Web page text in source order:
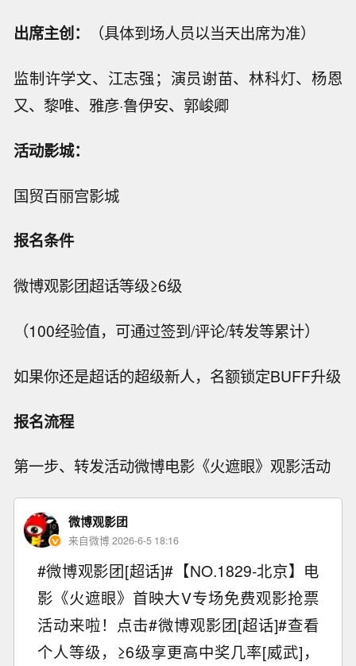
出席主创： （具体到场人员以当天出席为准）
监制许学文、江志强；演员谢苗、林科灯、杨恩
又、黎唯、雅彦·鲁伊安、郭峻卿
活动影城：
国贸百丽宫影城
报名条件
微博观影团超话等级≥6级
（100经验值，可通过签到/评论/转发等累计）
如果你还是超话的超级新人，名额锁定BUFF升级
报名流程
第一步、转发活动微博电影《火遮眼》观影活动
微博观影团
来自微博 2026-6-5 18:16
#微博观影团[超话]#【NO.1829-北京】电
影《火遮眼》首映大V专场免费观影抢票
活动来啦！点击#微博观影团[超话]#查看
个人等级，≥6级享更高中奖几率[威武]，